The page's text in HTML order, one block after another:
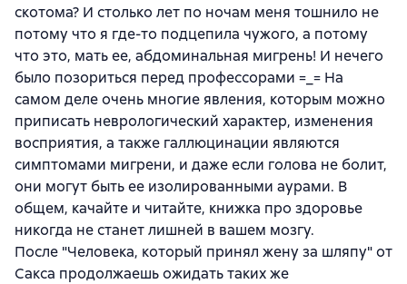
скотома? И столько лет по ночам меня тошнило не
потому что я где-то подцепила чужого, а потому
что это, мать ее, абдоминальная мигрень! И нечего
было позориться перед профессорами =_= На
самом деле очень многие явления, которым можно
приписать неврологический характер, изменения
восприятия, а также галлюцинации являются
симптомами мигрени, и даже если голова не болит,
они могут быть ее изолированными аурами. В
общем, качайте и читайте, книжка про здоровье
никогда не станет лишней в вашем мозгу.
После "Человека, который принял жену за шляпу" от
Сакса продолжаешь ожидать таких же